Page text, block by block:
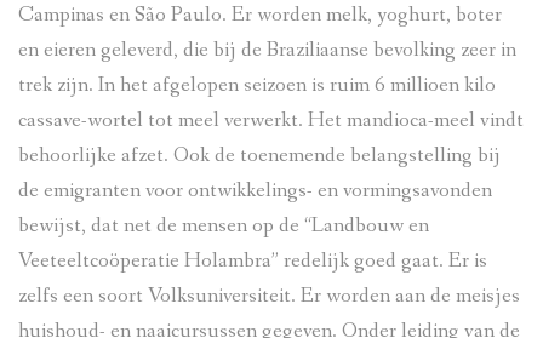
Campinas en São Paulo. Er worden melk, yoghurt, boter
en eieren geleverd, die bij de Braziliaanse bevolking zeer in
trek zijn. In het afgelopen seizoen is ruim 6 millioen kilo
cassave-wortel tot meel verwerkt. Het mandioca-meel vindt
behoorlijke afzet. Ook de toenemende belangstelling bij
de emigranten voor ontwikkelings- en vormingsavonden
bewijst, dat net de mensen op de “Landbouw en
Veeteeltcoöperatie Holambra” redelijk goed gaat. Er is
zelfs een soort Volksuniversiteit. Er worden aan de meisjes
huishoud- en naaicursussen gegeven. Onder leiding van de